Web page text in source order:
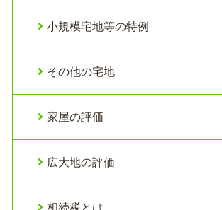
小規模宅地等の特例
その他の宅地
家屋の評価
広大地の評価
相続税とは